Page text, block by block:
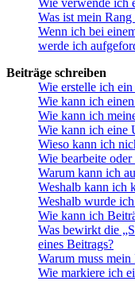
Wie verwende ich
Was ist mein
Wenn ich bei
werde ich
Beiträge schreiben
Wie erstelle ich
Wie kann ich
Wie kann ich
Wie kann ich eine
Wieso kann ich
Wie bearbeite
Warum kann ich
Weshalb kann ich
Weshalb wurde
Wie kann ich
Was bewirkt die
eines Beitrags?
Warum muss
Wie markiere ich